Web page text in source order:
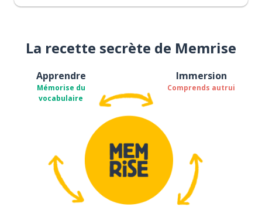
La recette secrète de Memrise
Apprendre
Mémorise du
vocabulaire
Immersion
Comprends autrui